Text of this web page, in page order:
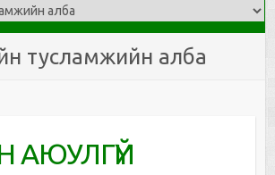
тусламжийн алба
АЮУЛГҮЙ